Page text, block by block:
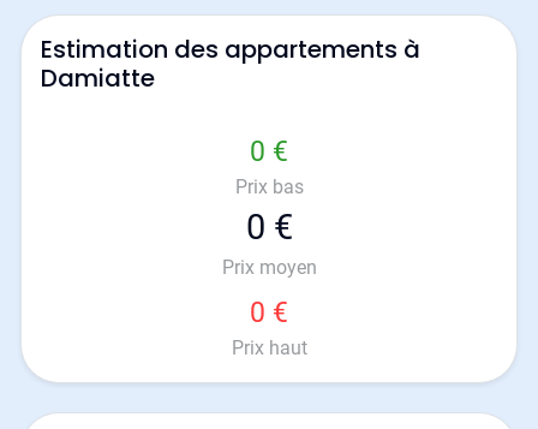
Estimation des appartements à
Damiatte
0 €
Prix bas
0 €
Prix moyen
0 €
Prix haut